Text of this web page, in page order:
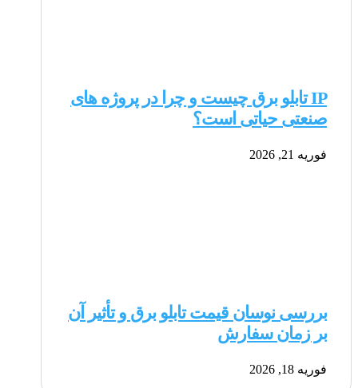
IP تابلو برق چیست و چرا در پروژه های
صنعتی حیاتی است؟
فوریه 21, 2026
بررسی نوسان قیمت تابلو برق و تأثیر آن
بر زمان سفارش
فوریه 18, 2026